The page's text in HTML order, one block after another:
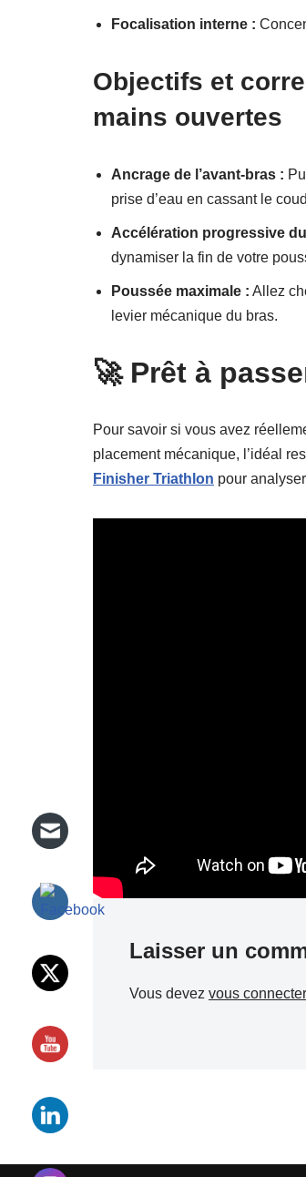
Focalisation interne :
Objectifs et
mains ouvertes
Ancrage de l’avant-bras :
prise d’eau en cassant le
Accélération progressive
dynamiser la fin de votre
Poussée maximale : Allez
levier mécanique du bras.
🚀 Prêt à
Pour savoir si vous avez
placement mécanique, l’idéal
Finisher Triathlon pour
Laisser un
Vous devez vous connecter